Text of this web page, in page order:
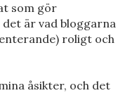
som gör
är vad bloggarna
roligt och
åsikter, och det